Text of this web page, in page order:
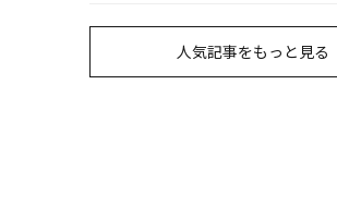
人気記事をもっと見る